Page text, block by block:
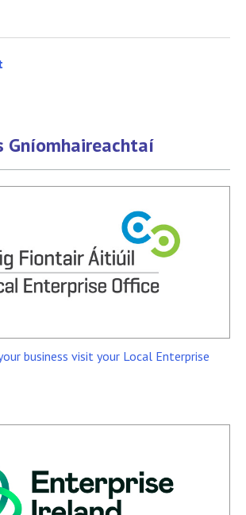
Gníomhaireachtaí
business visit your Local Enterprise